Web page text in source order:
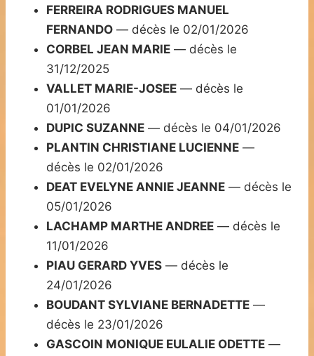
FERREIRA RODRIGUES MANUEL
FERNANDO — décès le 02/01/2026
CORBEL JEAN MARIE — décès le
31/12/2025
VALLET MARIE-JOSEE — décès le
01/01/2026
DUPIC SUZANNE — décès le 04/01/2026
PLANTIN CHRISTIANE LUCIENNE —
décès le 02/01/2026
DEAT EVELYNE ANNIE JEANNE — décès le
05/01/2026
LACHAMP MARTHE ANDREE — décès le
11/01/2026
PIAU GERARD YVES — décès le
24/01/2026
BOUDANT SYLVIANE BERNADETTE —
décès le 23/01/2026
GASCOIN MONIQUE EULALIE ODETTE —